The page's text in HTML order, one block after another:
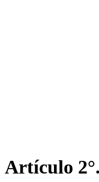
Artículo